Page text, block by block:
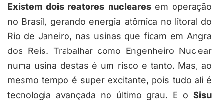
Existem dois reatores nuclearesem operação
no Brasil, gerando energia atômica no litoral do
Rio de Janeiro, nas usinas que ficam em Angra
dos Reis. Trabalhar como Engenheiro Nuclear
numa usina destas é um risco e tanto. Mas, ao
mesmo tempo é super excitante, pois tudo ali é
tecnologia avançada no último grau. E o Sisu